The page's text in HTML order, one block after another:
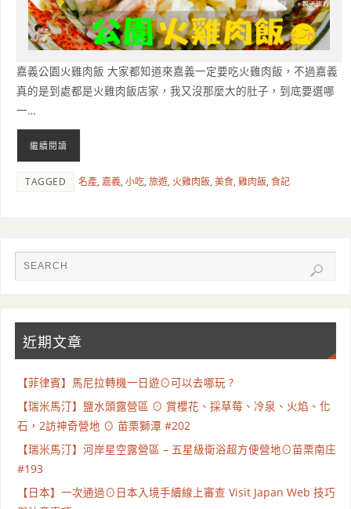
嘉義公園火雞肉飯 大家都知道來嘉義一定要吃火雞肉飯，不過嘉義
真的是到處都是火雞肉飯店家，我又沒那麼大的肚子，到底要選哪
一…
繼續閱讀
TAGGED 名產,嘉義,小吃,旅遊, 火雞肉飯,美食,雞肉飯,食記
近期文章
【菲律賓】馬尼拉轉機一日遊⊙可以去哪玩 ?
【瑞米馬汀】鹽水頭露營區 ⊙ 賞櫻花、採草莓、冷泉、火焰、化
石，2訪神奇營地 ⊙ 苗栗獅潭 #202
【瑞米馬汀】河岸星空露營區 – 五星級衛浴超方便營地⊙苗栗南庄
#193
【日本】一次通過⊙日本入境手續線上審查 Visit Japan Web 技巧